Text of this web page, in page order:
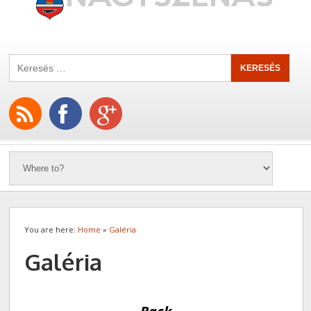
You are here: Home » Galéria
Galéria